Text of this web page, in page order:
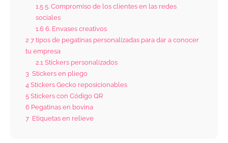
1.55. Compromiso de los clientes en las redes
sociales
1.66. Envases creativos
2 7 tipos de pegatinas personalizadas para dar a conocer
tu empresa
2.1 Stickers personalizados
3 Stickers en pliego
4 Stickers Gecko reposicionables
5Stickers con Código QR
6 Pegatinas en bovina
7 Etiquetas en relieve